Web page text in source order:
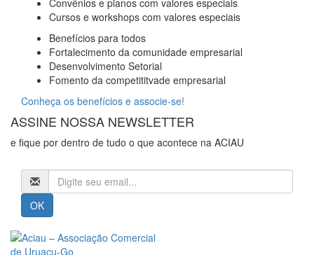
Convênios e planos com valores especiais
Cursos e workshops com valores especiais
Benefícios para todos
Fortalecimento da comunidade empresarial
Desenvolvimento Setorial
Fomento da competititvade empresarial
Conheça os benefícios e associe-se!
ASSINE NOSSA NEWSLETTER
e fique por dentro de tudo o que acontece na ACIAU